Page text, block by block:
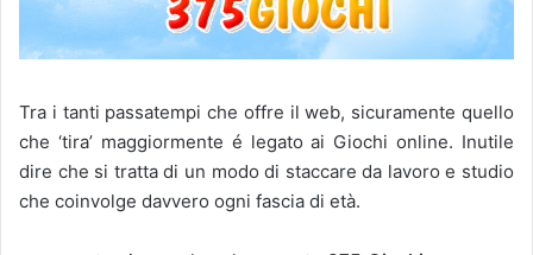
Tra i tanti passatempi che offre il web, sicuramente quello
che ‘tira’ maggiormente é legato ai Giochi online. Inutile
dire che si tratta di un modo di staccare da lavoro e studio
che coinvolge davvero ogni fascia di età.